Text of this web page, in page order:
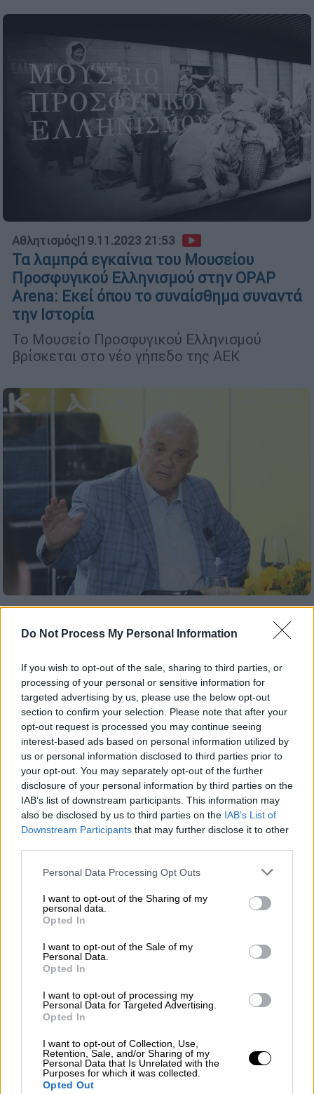
Do Not Process My Personal Information
If you wish to opt-out of the sale, sharing to third parties, or
processing of your personal or sensitive information for
targeted advertising by us, please use the below opt-out
section to confirm your selection. Please note that after your
opt-out request is processed you may continue seeing
interest-based ads based on personal information utilized by
us or personal information disclosed to third parties prior to
your opt-out. You may separately opt-out of the further
disclosure of your personal information by third parties on the
IAB’s list of downstream participants. This information may
also be disclosed by us to third parties on the IAB’s List of
Downstream Participants that may further disclose it to other
Please note that this website/app uses one or more Google
not limited to your visit or usage behaviour. You may click to
grant or deny consent to Google and its third-party tags to
use your data for below specified purposes in below Google
consent section.
Personal Data Processing Opt Outs
I want to opt-out of the Sharing of my
personal data.
Opted In
I want to opt-out of the Sale of my
Personal Data.
Opted In
I want to opt-out of processing my
Personal Data for Targeted Advertising.
Opted In
I want to opt-out of Collection, Use,
Retention, Sale, and/or Sharing of my
Personal Data that Is Unrelated with the
Purposes for which it was collected.
Opted Out
Αθλητισμός|19.11.2023 21:53
Τα λαμπρά εγκαίνια του Μουσείου
Προσφυγικού Ελληνισμού στην OPAP
Arena: Εκεί όπου το συναίσθημα συναντά
την Ιστορία
Το Μουσείο Προσφυγικού Ελληνισμού
βρίσκεται στο νέο γήπεδο της ΑΕΚ
Μελισσανίδης: «Ποιος είπε ότι είχαμε
χειρότερος υπουργός ever»
Ο Δημήτρης Μελισσανίδης έριξε βέλη προς
πολλές κατευθύνσεις στη συνάντηση που
είχε με δημοσιογράφους
Μελισσανίδης: «Ό,τι ζητήσει ο Αλμέιδα,
θα το κάνω - Τέσσερις - πέντε
μεταγραφές»
Ο Δημήτρης Μελισσανίδης προανήγγειλε 4-5
μεταγραφές